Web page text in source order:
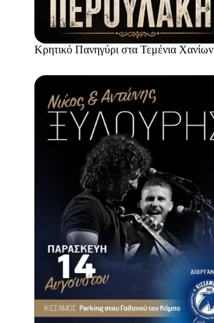
Κρητικό Πανηγύρι στα Τεμένια Χανίων